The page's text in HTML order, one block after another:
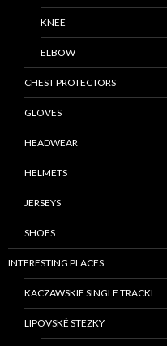
KNEE
ELBOW
CHEST PROTECTORS
GLOVES
HEADWEAR
HELMETS
JERSEYS
SHOES
INTERESTING PLACES
KACZAWSKIE SINGLE TRACKI
LIPOVSKÉ STEZKY